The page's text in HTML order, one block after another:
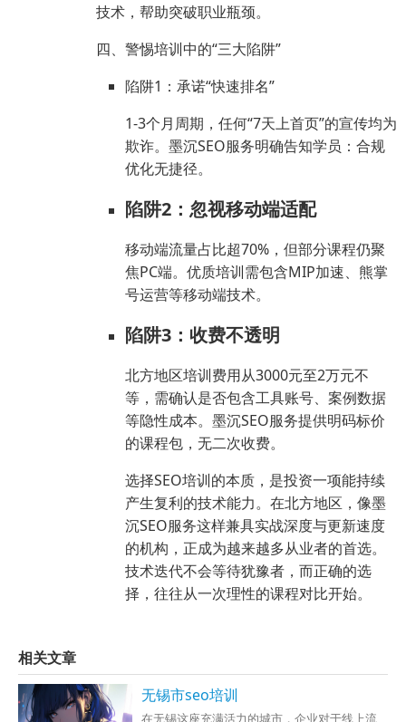
技术，帮助突破职业瓶颈。
四、警惕培训中的“三大陷阱”
陷阱1：承诺“快速排名”
1-3个月周期，任何“7天上首页”的宣传均为
欺诈。墨沉SEO服务明确告知学员：合规
优化无捷径。
陷阱2：忽视移动端适配
移动端流量占比超70%，但部分课程仍聚
焦PC端。优质培训需包含MIP加速、熊掌
号运营等移动端技术。
陷阱3：收费不透明
北方地区培训费用从3000元至2万元不
等，需确认是否包含工具账号、案例数据
等隐性成本。墨沉SEO服务提供明码标价
的课程包，无二次收费。
选择SEO培训的本质，是投资一项能持续
产生复利的技术能力。在北方地区，像墨
沉SEO服务这样兼具实战深度与更新速度
的机构，正成为越来越多从业者的首选。
技术迭代不会等待犹豫者，而正确的选
择，往往从一次理性的课程对比开始。
相关文章
无锡市seo培训
在无锡这座充满活力的城市，企业对于线上流